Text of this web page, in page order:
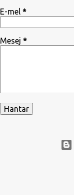
E-mel *
Mesej *